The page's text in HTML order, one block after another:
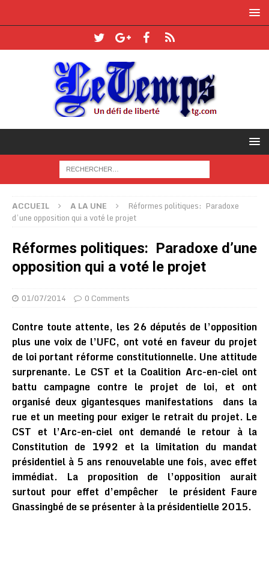
ACCUEIL A LA UNE
Réformes politiques: Paradoxe
d’une opposition qui a voté le projet
Réformes politiques: Paradoxe d’une
opposition qui a voté le projet
01/07/2014 0 Comments
Contre toute attente, les 26 députés de l’opposition
plus une voix de l’UFC, ont voté en faveur du projet
de loi portant réforme constitutionnelle. Une attitude
surprenante. Le CST et la Coalition Arc-en-ciel ont
battu campagne contre le projet de loi, et ont
organisé deux gigantesques manifestations dans la
rue et un meeting pour exiger le retrait du projet. Le
CST et l’Arc-en-ciel ont demandé le retour à la
Constitution de 1992 et la limitation du mandat
présidentiel à 5 ans renouvelable une fois, avec effet
immédiat. La proposition de l’opposition aurait
surtout pour effet d’empêcher le président Faure
Gnassingbé de se présenter à la présidentielle 2015.